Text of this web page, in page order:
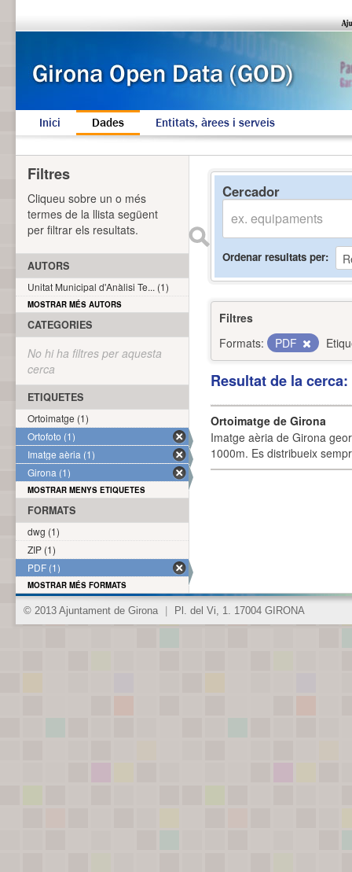
Inici Dades Entitats, àrees i serveis
Cercador
Ordenar resultats per
Filtres
Formats:
PDF
Resultat de la
Ortoimatge de Girona
Imatge aèria de Girona
1000m. Es distribueix
Filtres
Cliqueu sobre un o més
termes de la llista següent
per filtrar els resultats.
AUTORS
Unitat Municipal d'Anàlisi Te... (1)
MOSTRAR MÉS AUTORS
CATEGORIES
No hi ha filtres per aquesta
cerca
ETIQUETES
Ortoimatge (1)
Ortofoto (1)
Imatge aèria (1)
Girona (1)
MOSTRAR MENYS ETIQUETES
FORMATS
dwg (1)
ZIP (1)
PDF (1)
MOSTRAR MÉS FORMATS
© 2013 Ajuntament de Girona Pl. del Vi, 1. 17004 GIRONA